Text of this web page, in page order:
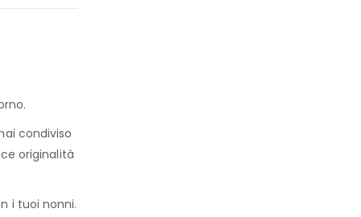
condiviso
originalità
i tuoi nonni.